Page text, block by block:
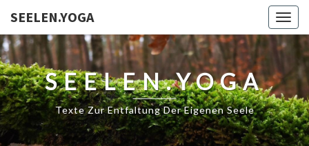
SEELEN.YOGA
SEELEN.YOGA
Texte Zur Entfaltung Der Eigenen Seele